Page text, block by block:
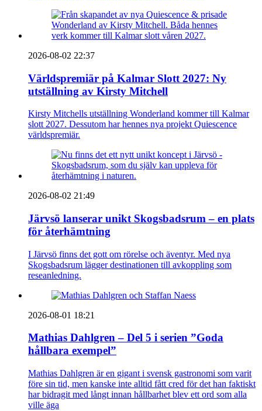
2026-08-02 22:37
Världspremiär på Kalmar Slott 2027: Ny
utställning av Kirsty Mitchell
Kirsty Mitchells utställning Wonderland kommer till Kalmar
slott 2027. Dessutom har hennes nya projekt Quiescence
världspremiär.
2026-08-02 21:49
Järvsö lanserar unikt Skogsbadsrum – en plats
för återhämtning
I Järvsö finns det gott om rörelse och äventyr. Med nya
Skogsbadsrum lägger destinationen till avkoppling som
reseanledning.
2026-08-01 18:21
Mathias Dahlgren – Del 5 i serien ”Goda
hållbara exempel”
Mathias Dahlgren är en gigant i svensk gastronomi som varit
före sin tid, men kanske inte alltid fått cred för det han faktiskt
har bidragit med långt innan hållbarhet blev ett ord som alla
ville äga